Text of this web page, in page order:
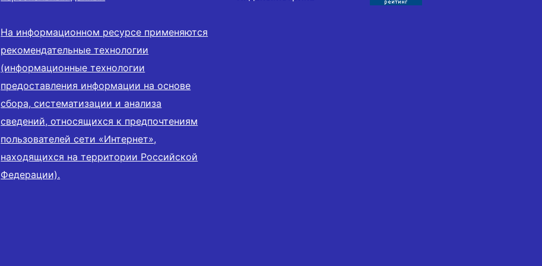
На информационном ресурсе применяются
рекомендательные технологии
(информационные технологии
предоставления информации на основе
сбора, систематизации и анализа
сведений, относящихся к предпочтениям
пользователей сети «Интернет»,
находящихся на территории Российской
Федерации).